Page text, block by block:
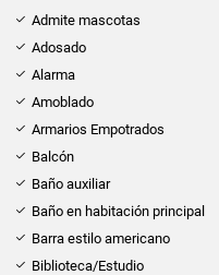
Admite mascotas
Adosado
Alarma
Amoblado
Armarios Empotrados
Balcón
Baño auxiliar
Baño en habitación principal
Barra estilo americano
Biblioteca/Estudio